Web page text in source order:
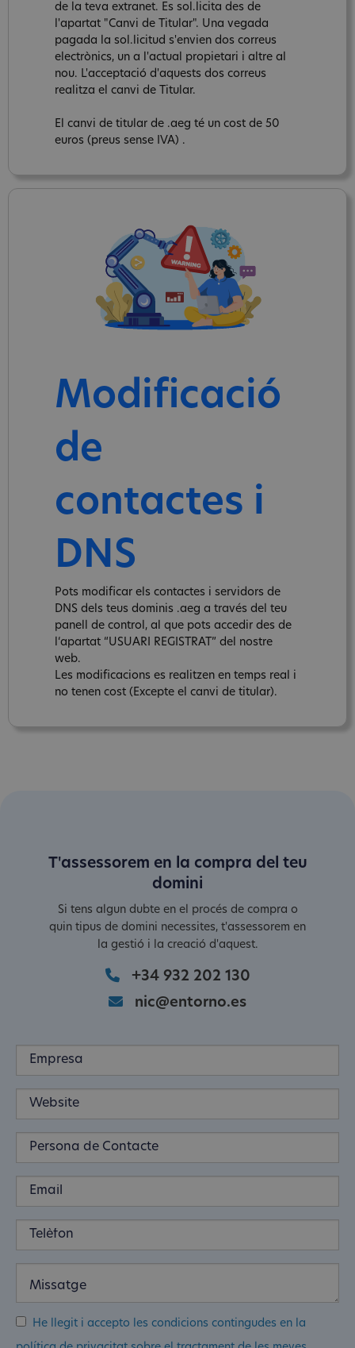
de la teva extranet. Es sol.licita des de
l'apartat "Canvi de Titular". Una vegada
pagada la sol.licitud s'envien dos correus
electrònics, un a l'actual propietari i altre al
nou. L'acceptació d'aquests dos correus
realitza el canvi de Titular.
El canvi de titular de .aeg té un cost de 50
euros (preus sense IVA) .
Modificació
de
contactes i
DNS
Pots modificar els contactes i servidors de
DNS dels teus dominis .aeg a través del teu
panell de control, al que pots accedir des de
l‘apartat “USUARI REGISTRAT” del nostre
web.
Les modificacions es realitzen en temps real i
no tenen cost (Excepte el canvi de titular).
T'assessorem en la compra del teu
domini
Si tens algun dubte en el procés de compra o
quin tipus de domini necessites, t'assessorem en
la gestió i la creació d'aquest.
+34 932 202 130
nic@entorno.es
He llegit i accepto les condicions contingudes en la